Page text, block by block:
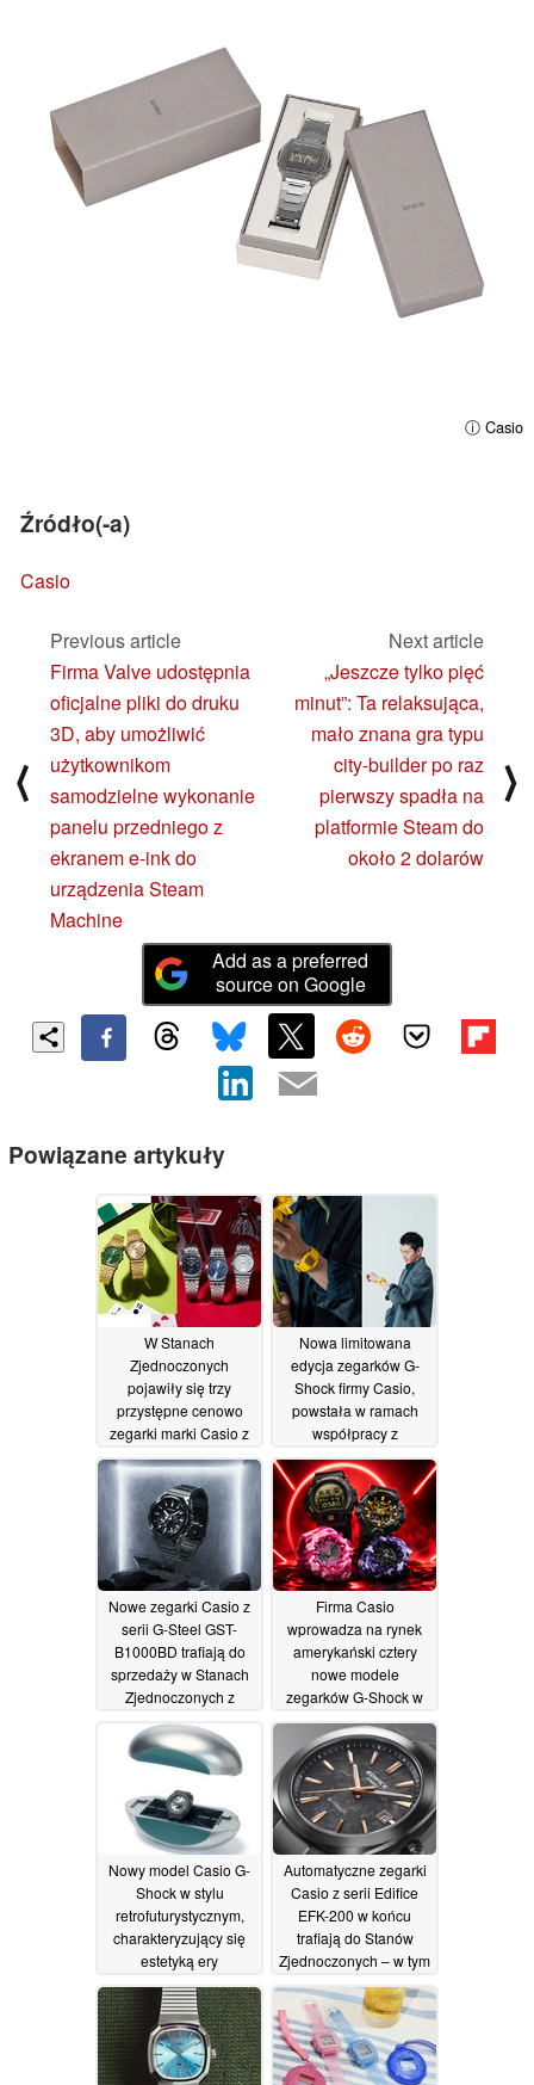
ⓘ Casio
Źródło(-a)
Casio
⟨
Previous article
Firma Valve udostępnia
oficjalne pliki do druku
3D, aby umożliwić
użytkownikom
samodzielne wykonanie
panelu przedniego z
ekranem e-ink do
urządzenia Steam
Machine
Next article
„Jeszcze tylko pięć
minut”: Ta relaksująca,
mało znana gra typu
city-builder po raz
pierwszy spadła na
platformie Steam do
około 2 dolarów
⟩
Add as a preferred
source on Google
Powiązane artykuły
W Stanach
Zjednoczonych
pojawiły się trzy
przystępne cenowo
zegarki marki Casio z
charakterystycznym
wyświetlaczem dnia
tygodnia
umieszczonym na
godzinie 1215/07/2026
Nowa limitowana
edycja zegarków G-
Shock firmy Casio,
powstała w ramach
współpracy z
Nintendo, nawiązuje
do uwielbianych gier
RPG tej firmy14/07/2026
Nowe zegarki Casio z
serii G-Steel GST-
B1000BD trafiają do
sprzedaży w Stanach
Zjednoczonych z
czarną powłoką
jonową 14/07/2026
Firma Casio
wprowadza na rynek
amerykański cztery
nowe modele
zegarków G-Shock w
kamuflażowym wzorze
14/07/2026
Nowy model Casio G-
Shock w stylu
retrofuturystycznym,
charakteryzujący się
estetyką ery
kosmicznej i
kolekcjonerskim
opakowaniem w
kształcie kapsuły
czasu12/07/2026
Automatyczne zegarki
Casio z serii Edifice
EFK-200 w końcu
trafiają do Stanów
Zjednoczonych – w tym
model z tarczą z
kutego włókna
węglowego09/07/2026